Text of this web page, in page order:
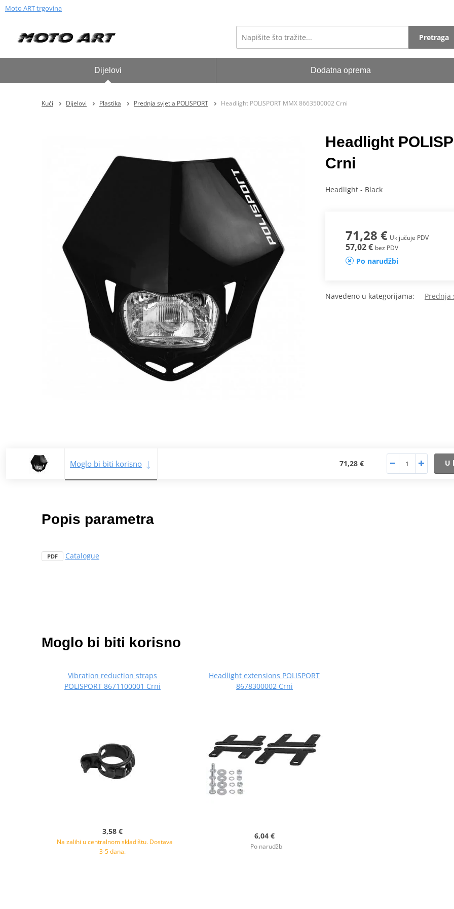
Moto ART trgovina
Pretraga
Dijelovi Dodatna oprema
Kući Dijelovi Plastika Prednja svjetla POLISPORT Headlight POLISPORT MMX 8663500002 Crni
Headlight
Crni
Headlight - Black
71,28 € Uključuje PDV
57,02 € bez PDV
Po narudžbi
Navedeno u kategorijama: Prednja
Moglo bi biti korisno 71,28 € U
Popis parametra
PDF Catalogue
Moglo bi biti korisno
Vibration reduction straps
POLISPORT 8671100001 Crni
3,58 €
Na zalihi u centralnom skladištu. Dostava
3-5 dana.
Headlight extensions POLISPORT
8678300002 Crni
6,04 €
Po narudžbi